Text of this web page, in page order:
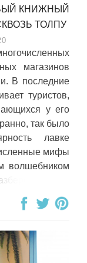
КНИЖНЫЙ
ТОЛПУ
магазинов
В последние
туристов,
у его
так было
лавке
мифы
волшебником